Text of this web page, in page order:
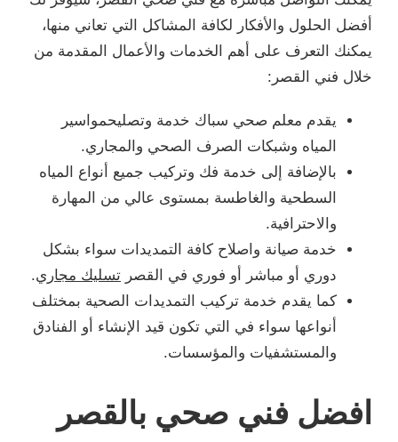
أفضل الحلول والأفكار لكافة المشاكل التي تعاني منها،
يمكنك التعرف على أهم الخدمات والأعمال المقدمة من
خلال فني القصر:
يقدم معلم صحي سباك خدمة وتصليحمواسير
المياه وشبكات الصرف الصحي والمجاري.
بالإضافة إلى خدمة فك وتركيب جميع أنواع المياه
السطحية والغاطسة بمستوى عالي من المهارة
والاحترافية.
خدمة صيانة واصلاح كافة التمديدات سواء بشكل
دوري أو مباشر أو فوري في القصر تسليك مجاري.
كما يقدم خدمة تركيب التمديدات الصحية بمختلف
أنواعها سواء في التي تكون قيد الإنشاء أو الفنادق
والمستشفيات والمؤسسات.
افضل فني صحي بالقصر